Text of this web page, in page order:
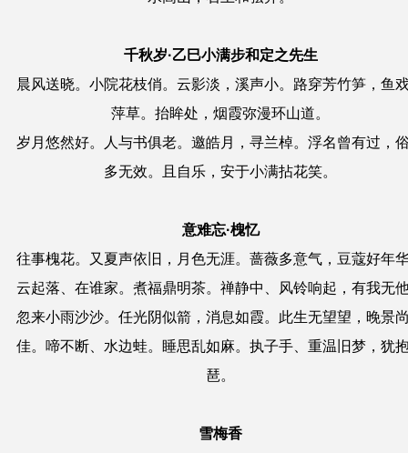
千秋岁·乙巳小满步和定之先生
晨风送晓。小院花枝俏。云影淡，溪声小。路穿芳竹笋，鱼
萍草。抬眸处，烟霞弥漫环山道。
岁月悠然好。人与书俱老。邀皓月，寻兰棹。浮名曾有过，
多无效。且自乐，安于小满拈花笑。
意难忘·槐忆
往事槐花。又夏声依旧，月色无涯。蔷薇多意气，豆蔻好年
云起落、在谁家。煮福鼎明茶。禅静中、风铃响起，有我无
忽来小雨沙沙。任光阴似箭，消息如霞。此生无望望，晚景
佳。啼不断、水边蛙。睡思乱如麻。执子手、重温旧梦，犹
琶。
雪梅香